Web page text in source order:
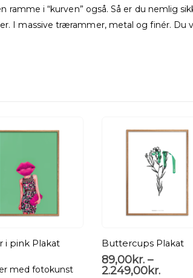
ramme i “kurven” også. Så er du nemlig
I massive trærammer, metal og finér. Du
i pink Plakat
med fotokunst
Buttercups Plakat
89,00kr. –
2.249,00kr.